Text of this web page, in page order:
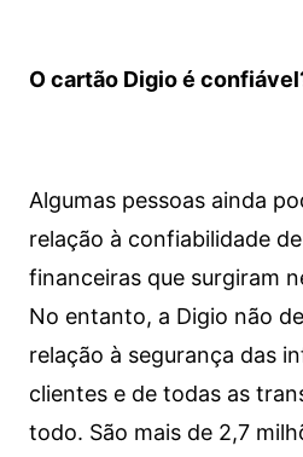
O cartão Digio é
Algumas pessoas ainda
relação à confiabilidade
financeiras que surgiram
No entanto, a Digio não
relação à segurança das
clientes e de todas as
todo. São mais de 2,7